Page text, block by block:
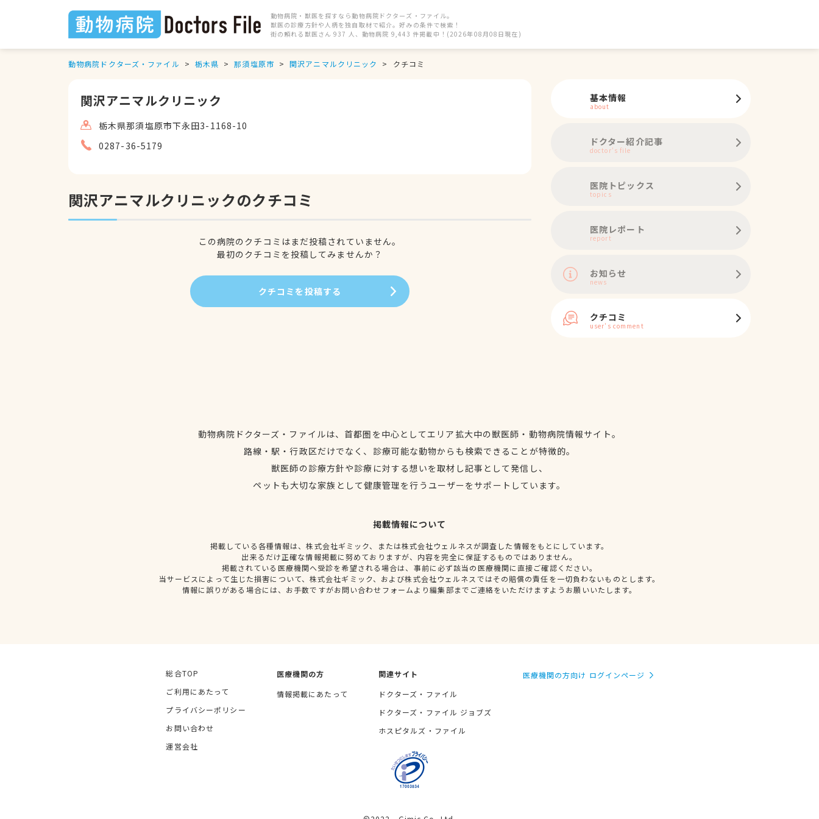
動物病院・獣医を探すなら動物病院ドクターズ・ファイル。
獣医の診療方針や人柄を独自取材で紹介。好みの条件で検索！
街の頼れる獣医さん 937 人、動物病院 9,443 件掲載中！(2026年08月08日現在)
動物病院ドクターズ・ファイル 栃木県 那須塩原市 関沢アニマルクリニック クチコミ
関沢アニマルクリニック
栃木県那須塩原市下永田3-1168-10
0287-36-5179
関沢アニマルクリニックのクチコミ
この病院のクチコミはまだ投稿されていません。
最初のクチコミを投稿してみませんか？
クチコミを投稿する
基本情報
about
ドクター紹介記事
doctor's file
医院トピックス
topics
医院レポート
report
お知らせ
news
クチコミ
user's comment
動物病院ドクターズ・ファイルは、首都圏を中心としてエリア拡大中の獣医師・動物病院情報サイト。
路線・駅・行政区だけでなく、診療可能な動物からも検索できることが特徴的。
獣医師の診療方針や診療に対する想いを取材し記事として発信し、
ペットも大切な家族として健康管理を行うユーザーをサポートしています。
掲載情報について
掲載している各種情報は、株式会社ギミック、または株式会社ウェルネスが調査した情報をもとにしています。
出来るだけ正確な情報掲載に努めておりますが、内容を完全に保証するものではありません。
掲載されている医療機関へ受診を希望される場合は、事前に必ず該当の医療機関に直接ご確認ください。
当サービスによって生じた損害について、株式会社ギミック、および株式会社ウェルネスではその賠償の責任を一切負わないものとします。
情報に誤りがある場合には、お手数ですがお問い合わせフォームより編集部までご連絡をいただけますようお願いいたします。
総合TOP
ご利用にあたって
プライバシーポリシー
お問い合わせ
運営会社
医療機関の方
情報掲載にあたって
関連サイト
ドクターズ・ファイル
ドクターズ・ファイル ジョブズ
ホスピタルズ・ファイル
医療機関の方向け ログインページ